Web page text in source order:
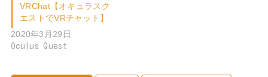
VRChat【オキュラスク
エストでVRチャット】
2020年3月29日
Oculus Quest